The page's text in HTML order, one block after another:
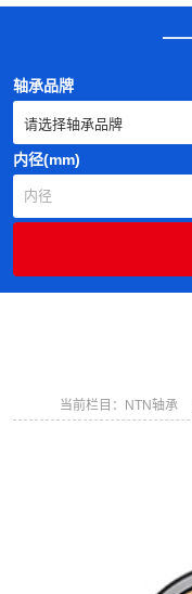
轴承品牌
内径(mm)
当前栏目：NTN轴承